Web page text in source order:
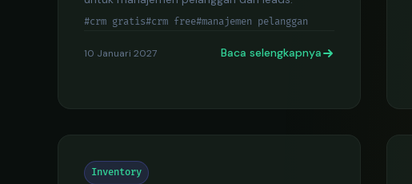
#crm gratis#crm free#manajemen pelanggan
10 Januari 2027 Baca selengkapnya
Inventory